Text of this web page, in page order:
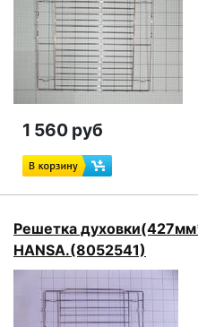
1 560 руб
Решетка
HANSA.(8052541)